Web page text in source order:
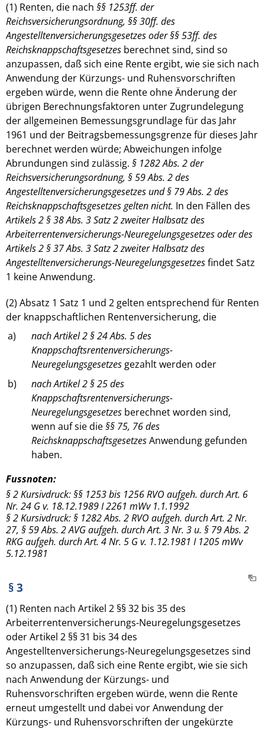
(1) Renten, die nach §§ 1253ff. der
Reichsversicherungsordnung, §§ 30ff. des
Angestelltenversicherungsgesetzes oder §§ 53ff. des
Reichsknappschaftsgesetzes berechnet sind, sind so
anzupassen, daß sich eine Rente ergibt, wie sie sich nach
Anwendung der Kürzungs- und Ruhensvorschriften
ergeben würde, wenn die Rente ohne Änderung der
übrigen Berechnungsfaktoren unter Zugrundelegung
der allgemeinen Bemessungsgrundlage für das Jahr
1961 und der Beitragsbemessungsgrenze für dieses Jahr
berechnet werden würde; Abweichungen infolge
Abrundungen sind zulässig. § 1282 Abs. 2 der
Reichsversicherungsordnung, § 59 Abs. 2 des
Angestelltenversicherungsgesetzes und § 79 Abs. 2 des
Reichsknappschaftsgesetzes gelten nicht. In den Fällen des
Artikels 2 § 38 Abs. 3 Satz 2 zweiter Halbsatz des
Arbeiterrentenversicherungs-Neuregelungsgesetzes oder des
Artikels 2 § 37 Abs. 3 Satz 2 zweiter Halbsatz des
Angestelltenversicherungs-Neuregelungsgesetzesfindet Satz
1 keine Anwendung.
(2) Absatz 1 Satz 1 und 2 gelten entsprechend für Renten
der knappschaftlichen Rentenversicherung, die
a)
nach Artikel 2 § 24 Abs. 5 des
Knappschaftsrentenversicherungs-
Neuregelungsgesetzes gezahlt werden oder
b)
nach Artikel 2 § 25 des
Knappschaftsrentenversicherungs-
Neuregelungsgesetzes berechnet worden sind,
wenn auf sie die§§ 75, 76 des
ReichsknappschaftsgesetzesAnwendung gefunden
haben.
Fussnoten:
§ 2 Kursivdruck: §§ 1253 bis 1256 RVO aufgeh. durch Art. 6
Nr. 24 G v. 18.12.1989 I 2261 mWv 1.1.1992
§ 2 Kursivdruck: § 1282 Abs. 2 RVO aufgeh. durch Art. 2 Nr.
27, § 59 Abs. 2 AVG aufgeh. durch Art. 3 Nr. 3 u. § 79 Abs. 2
RKG aufgeh. durch Art. 4 Nr. 5 G v. 1.12.1981 I 1205 mWv
5.12.1981
§ 3
(1) Renten nach Artikel 2 §§ 32 bis 35 des
Arbeiterrentenversicherungs-Neuregelungsgesetzes
oder Artikel 2 §§ 31 bis 34 des
Angestelltenversicherungs-Neuregelungsgesetzes sind
so anzupassen, daß sich eine Rente ergibt, wie sie sich
nach Anwendung der Kürzungs- und
Ruhensvorschriften ergeben würde, wenn die Rente
erneut umgestellt und dabei vor Anwendung der
Kürzungs- und Ruhensvorschriften der ungekürzte